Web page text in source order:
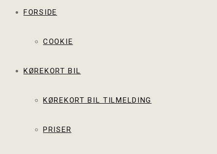
FORSIDE
COOKIE
KØREKORT BIL
KØREKORT BIL TILMELDING
PRISER